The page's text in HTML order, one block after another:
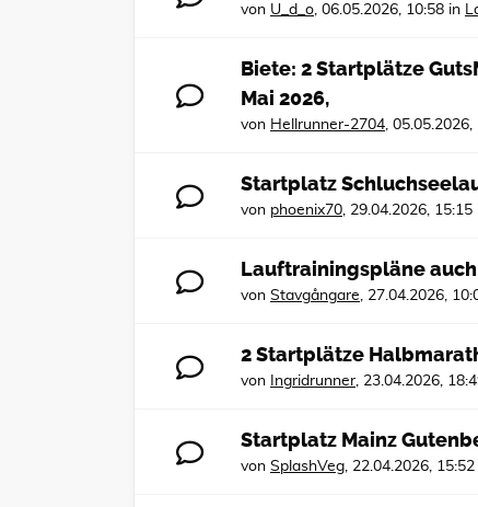
von U_d_o, 06.05.2026, 10:58 in
Biete: 2 Startplätze
Mai 2026,
von Hellrunner-2704, 05.05.2026,
Startplatz
von phoenix70, 29.04.2026, 15:15
Lauftrainingspläne
von Stavgångare, 27.04.2026,
2 Startplätze
von Ingridrunner, 23.04.2026,
Startplatz Mainz
von SplashVeg, 22.04.2026, 15:52